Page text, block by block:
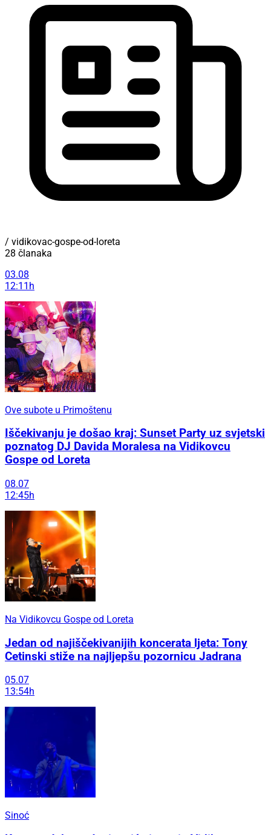
/ vidikovac-gospe-od-loreta
28 članaka
03.08
12:11h
Ove subote u Primoštenu
Iščekivanju je došao kraj: Sunset Party uz svjetski
poznatog DJ Davida Moralesa na Vidikovcu
Gospe od Loreta
08.07
12:45h
Na Vidikovcu Gospe od Loreta
Jedan od najiščekivanijih koncerata ljeta: Tony
Cetinski stiže na najljepšu pozornicu Jadrana
05.07
13:54h
Sinoć